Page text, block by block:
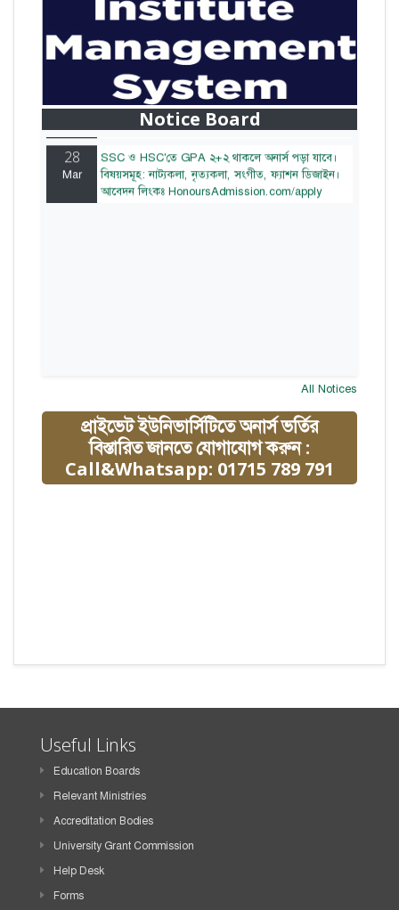
Notice Board
বাজেটের মধ্যে প্রাইভেট ইউনিভার্সিটিতে অনার্স পড়ার
সুযোগ। ২০টির অধিক বিষয়, ৪ বছরে মোট খরচ ২ লক্ষ
থেকে ৫ লক্ষ টাকা। আবেদন লিংকঃ
HonoursAdmission.com/apply
28
Mar
SSC ও HSC'তে GPA ২+২ থাকলে অনার্স পড়া যাবে।
বিষয়সমূহ: নাট্যকলা, নৃত্যকলা, সংগীত, ফ্যাশন ডিজাইন।
আবেদন লিংকঃ HonoursAdmission.com/apply
All Notices
প্রাইভেট ইউনিভার্সিটিতে অনার্স ভর্তির
বিস্তারিত জানতে যোগাযোগ করুন :
Call&Whatsapp: 01715 789 791
Useful Links
Education Boards
Relevant Ministries
Accreditation Bodies
University Grant Commission
Help Desk
Forms